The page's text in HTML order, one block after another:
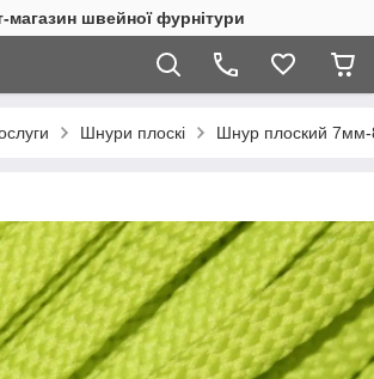
магазин швейної фурнітури
Шнури плоскі Шнур плоский